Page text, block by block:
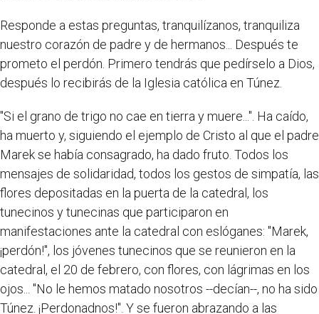
Responde a estas preguntas, tranquilízanos, tranquiliza
nuestro corazón de padre y de hermanos... Después te
prometo el perdón. Primero tendrás que pedírselo a Dios,
después lo recibirás de la Iglesia católica en Túnez.
"Si el grano de trigo no cae en tierra y muere...". Ha caído,
ha muerto y, siguiendo el ejemplo de Cristo al que el padre
Marek se había consagrado, ha dado fruto. Todos los
mensajes de solidaridad, todos los gestos de simpatía, las
flores depositadas en la puerta de la catedral, los
tunecinos y tunecinas que participaron en
manifestaciones ante la catedral con eslóganes: "Marek,
¡perdón!", los jóvenes tunecinos que se reunieron en la
catedral, el 20 de febrero, con flores, con lágrimas en los
ojos... "No le hemos matado nosotros --decían--, no ha sido
Túnez. ¡Perdonadnos!". Y se fueron abrazando a las